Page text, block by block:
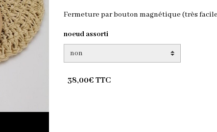
Fermeture par bouton magnétique (très
noeud assorti
38,00€ TTC